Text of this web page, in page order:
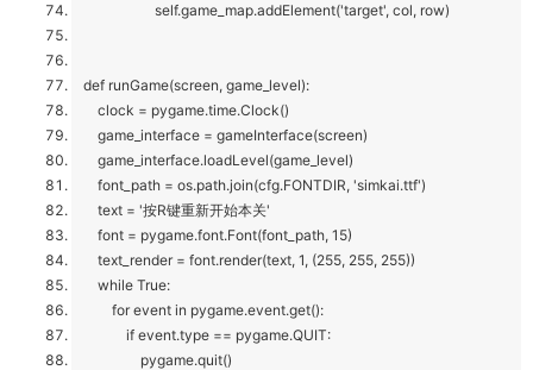
self.game_map.addElement('target', col, row)
def runGame(screen, game_level):
clock = pygame.time.Clock()
game_interface = gameInterface(screen)
game_interface.loadLevel(game_level)
font_path = os.path.join(cfg.FONTDIR, 'simkai.ttf')
text = '按R键重新开始本关'
font = pygame.font.Font(font_path, 15)
text_render = font.render(text, 1, (255, 255, 255))
while True:
for event in pygame.event.get():
if event.type == pygame.QUIT:
pygame.quit()